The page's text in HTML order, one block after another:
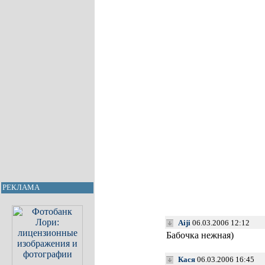
РЕКЛАМА
Aiji06.03.2006 12:12
Бабочка нежная)
Кася06.03.2006 16:45